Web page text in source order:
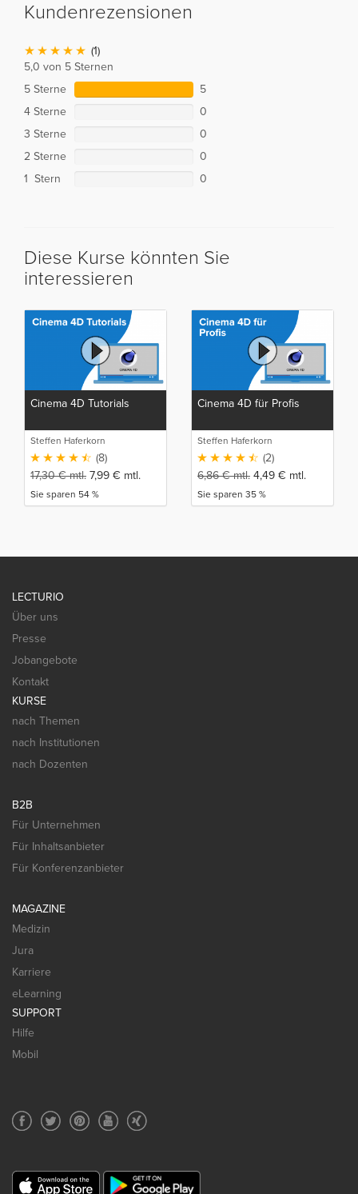
Kundenrezensionen
(1)
5,0 von 5 Sternen
5 Sterne
5
4 Sterne
0
3 Sterne
0
2 Sterne
0
1 Stern
0
Diese Kurse könnten Sie
interessieren
Cinema 4D Tutorials
Steffen Haferkorn
(8)
17,30€mtl. 7,99 € mtl.
Sie sparen 54 %
Cinema 4D für Profis
Steffen Haferkorn
(2)
6,86€mtl. 4,49 € mtl.
Sie sparen 35 %
LECTURIO
Über uns
Presse
Jobangebote
Kontakt
KURSE
nach Themen
nach Institutionen
nach Dozenten
B2B
Für Unternehmen
Für Inhaltsanbieter
Für Konferenzanbieter
MAGAZINE
Medizin
Jura
Karriere
eLearning
SUPPORT
Hilfe
Mobil